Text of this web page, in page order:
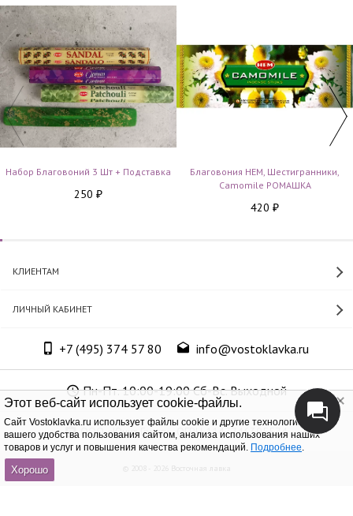
Этот веб-сайт использует cookie-файлы.
Cайт Vostoklavka.ru использует файлы cookie и другие технологии для
вашего удобства пользования сайтом, анализа использования наших
товаров и услуг и повышения качества рекомендаций. Подробнее.
Хорошо
Набор Благовоний 3 Шт + Подставка
250 ₽
Благовония HEM, Шестигранники,
Camomile РОМАШКА
420 ₽
КЛИЕНТАМ
ЛИЧНЫЙ КАБИНЕТ
+7 (495) 374 57 80 info@vostoklavka.ru
Пн-Пт. 10:00-19:00 Сб-Вс. Выходной
ООО «Юнит Групп», ОГРН 1147746305574